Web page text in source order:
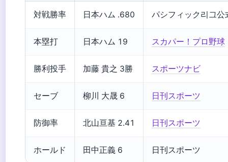
対戦勝率 日本ハム .680 パシフィック리그公
本塁打 日本ハム 19 スカパー！プロ野球
勝利投手 加藤 貴之 3勝 スポーツナビ
セーブ 柳川 大晟 6 日刊スポーツ
防御率 北山亘基 2.41 日刊スポーツ
ホールド 田中正義 6 日刊スポーツ